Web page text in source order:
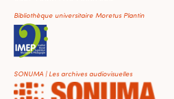
Bibliothèque universitaire Moretus Plantin
SONUMA | Les archives audiovisuelles